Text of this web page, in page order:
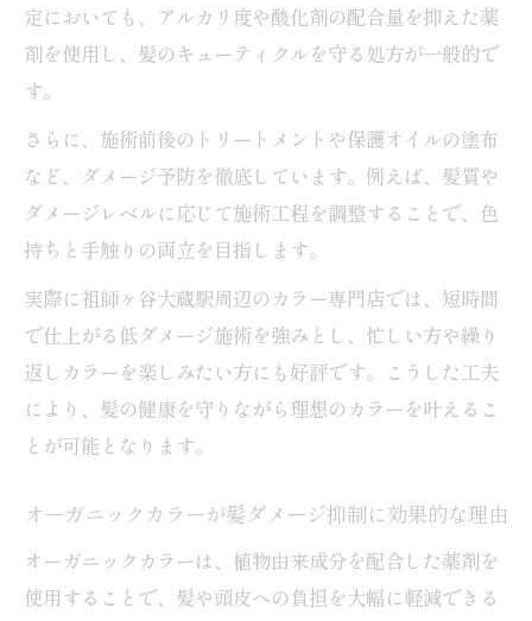
定においても、アルカリ度や酸化剤の配合量を抑えた薬
剤を使用し、髪のキューティクルを守る処方が一般的で
す。
さらに、施術前後のトリートメントや保護オイルの塗布
など、ダメージ予防を徹底しています。例えば、髪質や
ダメージレベルに応じて施術工程を調整することで、色
持ちと手触りの両立を目指します。
実際に祖師ヶ谷大蔵駅周辺のカラー専門店では、短時間
で仕上がる低ダメージ施術を強みとし、忙しい方や繰り
返しカラーを楽しみたい方にも好評です。こうした工夫
により、髪の健康を守りながら理想のカラーを叶えるこ
とが可能となります。
オーガニックカラーが髪ダメージ抑制に効果的な理由
オーガニックカラーは、植物由来成分を配合した薬剤を
使用することで、髪や頭皮への負担を大幅に軽減できる